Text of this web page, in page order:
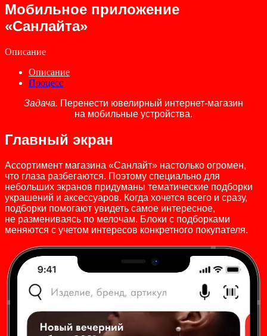
Мобильное приложение
«Санлайта»
Описание
Описание
Процесс
Задача. Перенести ювелирный интернет-магазин
на мобильные устройства.
Главный экран
Ассортимент магазина «Санлайт» настолько огромен,
что глаза разбегаются. Поэтому специально для
небольших экранов придуманы тематические подборки
украшений и аксессуаров. Когда хочется всего и сразу,
подборки помогают увидеть самое интересное,
не размениваясь по мелочам. Блоки с подборками
меняются с учетом интересов конкретного покупателя.